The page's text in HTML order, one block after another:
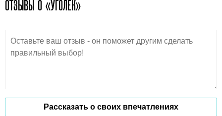
ОТЗЫВЫ О «УГОЛЕК»
Рассказать о своих впечатлениях